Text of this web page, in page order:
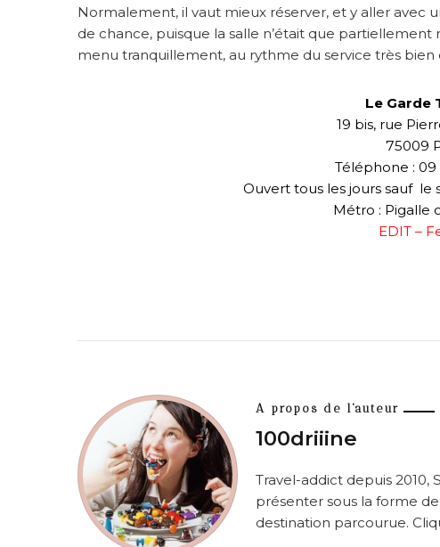
Normalement, il vaut mieux réserver, et y aller avec
de chance, puisque la salle n’était que
menu tranquillement, au rythme du service très bien
Le Garde
19 bis, rue
75009
Téléphone : 09
Ouvert tous les jours sauf le
Métro : Pigalle
EDIT –
A propos de l'auteur
100driiine
Travel-addict depuis 2010,
présenter sous la forme de
destination parcourue.